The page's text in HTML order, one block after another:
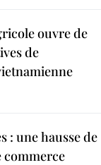
ouvre de
de
: une hausse de
commerce